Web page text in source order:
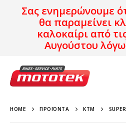
Σας ενημερώνουμε
θα παραμείνει
καλοκαίρι από
Αυγούστου
HOME ΠΡΟΪΌΝΤΑ KTM